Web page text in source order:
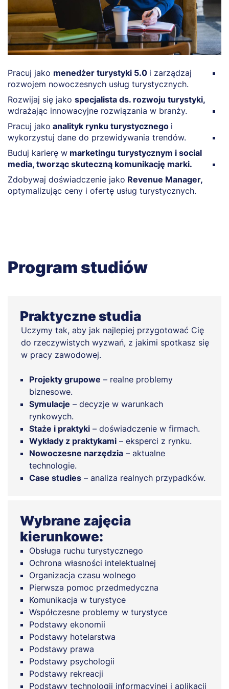
Pracuj jako menedżer turystyki 5.0 i zarządzaj
rozwojem nowoczesnych usług turystycznych.
Rozwijaj się jako specjalista ds. rozwoju turystyki,
wdrażając innowacyjne rozwiązania w branży.
Pracuj jako analityk rynku turystycznego i
wykorzystuj dane do przewidywania trendów.
Buduj karierę w marketingu turystycznym i social
media, tworząc skuteczną komunikację marki.
Zdobywaj doświadczenie jako Revenue Manager,
optymalizując ceny i ofertę usług turystycznych.
Program studiów
Praktyczne studia
Uczymy tak, aby jak najlepiej przygotować Cię
do rzeczywistych wyzwań, z jakimi spotkasz się
w pracy zawodowej.
Projekty grupowe – realne problemy
biznesowe.
Symulacje – decyzje w warunkach
rynkowych.
Staże i praktyki – doświadczenie w firmach.
Wykłady z praktykami – eksperci z rynku.
Nowoczesne narzędzia – aktualne
technologie.
Case studies – analiza realnych przypadków.
Wybrane zajęcia
kierunkowe:
Obsługa ruchu turystycznego
Ochrona własności intelektualnej
Organizacja czasu wolnego
Pierwsza pomoc przedmedyczna
Komunikacja w turystyce
Współczesne problemy w turystyce
Podstawy ekonomii
Podstawy hotelarstwa
Podstawy prawa
Podstawy psychologii
Podstawy rekreacji
Podstawy technologii informacyjnej i aplikacji